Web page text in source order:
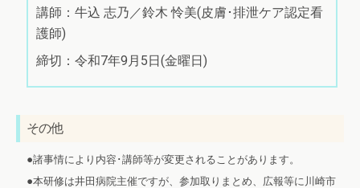
講師：牛込 志乃／鈴木 怜美(皮膚･排泄ケア認定看
護師)
締切：令和7年9月5日(金曜日)
その他
●諸事情により内容･講師等が変更されることがあります。
●本研修は井田病院主催ですが、参加取りまとめ、広報等に川崎市